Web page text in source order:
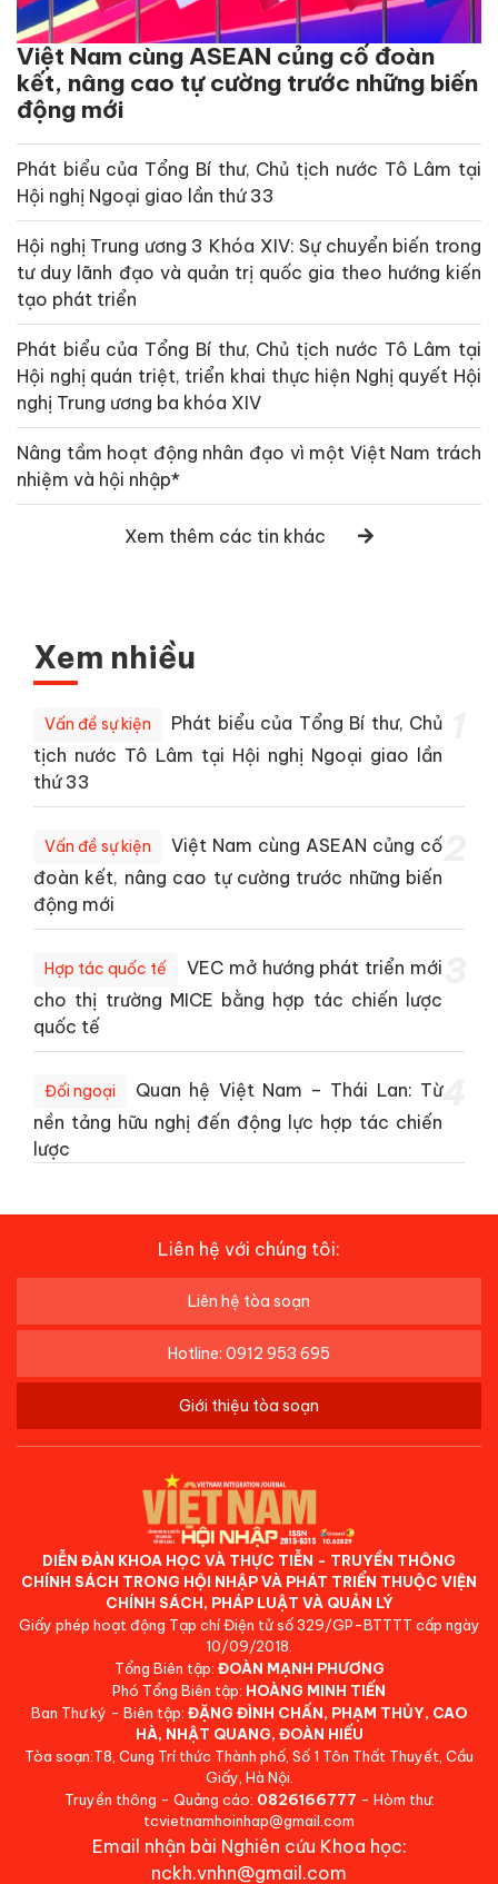
Việt Nam cùng ASEAN củng cố đoàn
kết, nâng cao tự cường trước những biến
động mới
Phát biểu của Tổng Bí thư, Chủ tịch nước Tô Lâm tại
Hội nghị Ngoại giao lần thứ 33
Hội nghị Trung ương 3 Khóa XIV: Sự chuyển biến trong
tư duy lãnh đạo và quản trị quốc gia theo hướng kiến
tạo phát triển
Phát biểu của Tổng Bí thư, Chủ tịch nước Tô Lâm tại
Hội nghị quán triệt, triển khai thực hiện Nghị quyết Hội
nghị Trung ương ba khóa XIV
Nâng tầm hoạt động nhân đạo vì một Việt Nam trách
nhiệm và hội nhập*
Xem thêm các tin khác
Xem nhiều
Vấn đề sự kiện
Phát biểu của Tổng Bí thư, Chủ
tịch nước Tô Lâm tại Hội nghị Ngoại giao lần
thứ 33
Vấn đề sự kiện
Việt Nam cùng ASEAN củng cố
đoàn kết, nâng cao tự cường trước những biến
động mới
Hợp tác quốc tế
VEC mở hướng phát triển mới
cho thị trường MICE bằng hợp tác chiến lược
quốc tế
Đối ngoại
Quan hệ Việt Nam – Thái Lan: Từ
nền tảng hữu nghị đến động lực hợp tác chiến
lược
4
Liên hệ với chúng tôi:
Liên hệ tòa soạn
Hotline: 0912 953 695
Giới thiệu tòa soạn
DIỄN ĐÀN KHOA HỌC VÀ THỰC TIỄN - TRUYỀN THÔNG
CHÍNH SÁCH TRONG HỘI NHẬP VÀ PHÁT TRIỂN THUỘC VIỆN
CHÍNH SÁCH, PHÁP LUẬT VÀ QUẢN LÝ
Giấy phép hoạt động Tạp chí Điện tử số 329/GP-BTTTT cấp ngày
10/09/2018.
Tổng Biên tập: ĐOÀN MẠNH PHƯƠNG
Phó Tổng Biên tập: HOÀNG MINH TIẾN
Ban Thư ký - Biên tập: ĐẶNG ĐÌNH CHẤN, PHẠM THỦY, CAO
HÀ, NHẬT QUANG, ĐOÀN HIẾU
Tòa soạn:T8, Cung Trí thức Thành phố, Số 1 Tôn Thất Thuyết, Cầu
Giấy, Hà Nội.
Truyền thông - Quảng cáo: 0826166777 - Hòm thư:
tcvietnamhoinhap@gmail.com
Email nhận bài Nghiên cứu Khoa học:
nckh.vnhn@gmail.com